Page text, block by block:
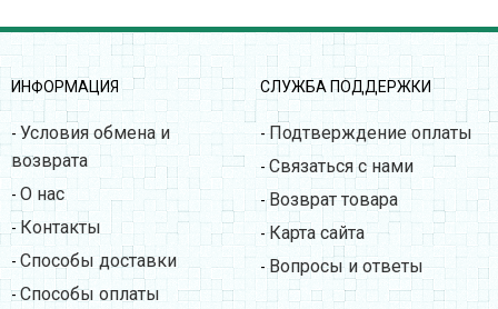
ИНФОРМАЦИЯ
- Условия обмена и
возврата
- О нас
-Контакты
- Способы доставки
-Способы оплаты
СЛУЖБА ПОДДЕРЖКИ
-Подтверждение оплаты
- Связаться с нами
-Возврат товара
-Карта сайта
-Вопросы и ответы